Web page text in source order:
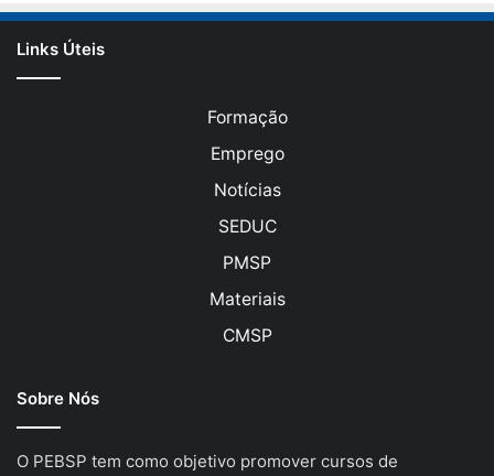
Links Úteis
Formação
Emprego
Notícias
SEDUC
PMSP
Materiais
CMSP
Sobre Nós
O PEBSP tem como objetivo promover cursos de